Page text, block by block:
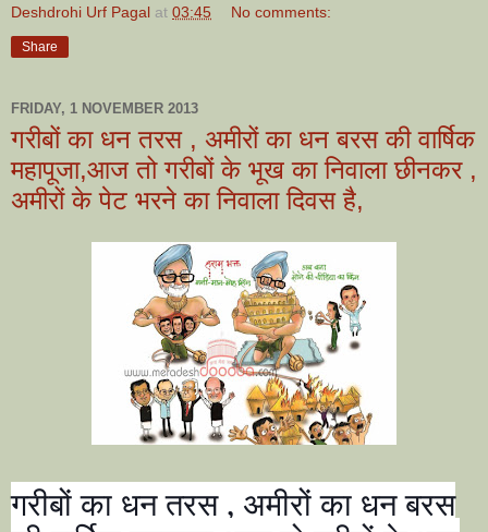
Deshdrohi Urf Pagal at 03:45 No comments:
Share
FRIDAY, 1 NOVEMBER 2013
गरीबों का धन तरस , अमीरों का धन बरस की वार्षिक
महापूजा,आज तो गरीबों के भूख का निवाला छीनकर ,
अमीरों के पेट भरने का निवाला दिवस है,
गरीबों का धन तरस , अमीरों का धन बरस